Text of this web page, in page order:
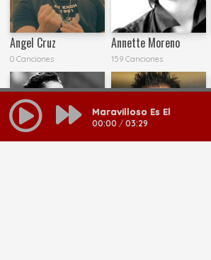
Angel Cruz
0 Canciones
Annette Moreno
159 Canciones
Maravilloso Es El
00:00 / 03:29